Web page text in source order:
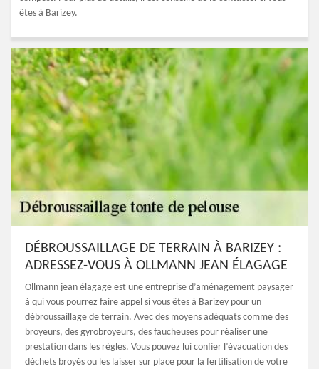
êtes à Barizey.
DÉBROUSSAILLAGE DE TERRAIN À BARIZEY :
ADRESSEZ-VOUS À OLLMANN JEAN ÉLAGAGE
Ollmann jean élagage est une entreprise d’aménagement paysager
à qui vous pourrez faire appel si vous êtes à Barizey pour un
débroussaillage de terrain. Avec des moyens adéquats comme des
broyeurs, des gyrobroyeurs, des faucheuses pour réaliser une
prestation dans les règles. Vous pouvez lui confier l’évacuation des
déchets broyés ou les laisser sur place pour la fertilisation de votre